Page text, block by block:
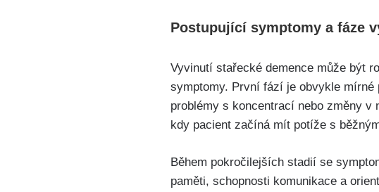
Postupující symptomy a fáze
Vyvinutí stařecké demence může být
symptomy. První fází je obvykle
problémy s koncentrací nebo změny
kdy pacient začíná mít potíže s
Během pokročilejších stadií se
paměti, schopnosti komunikace a